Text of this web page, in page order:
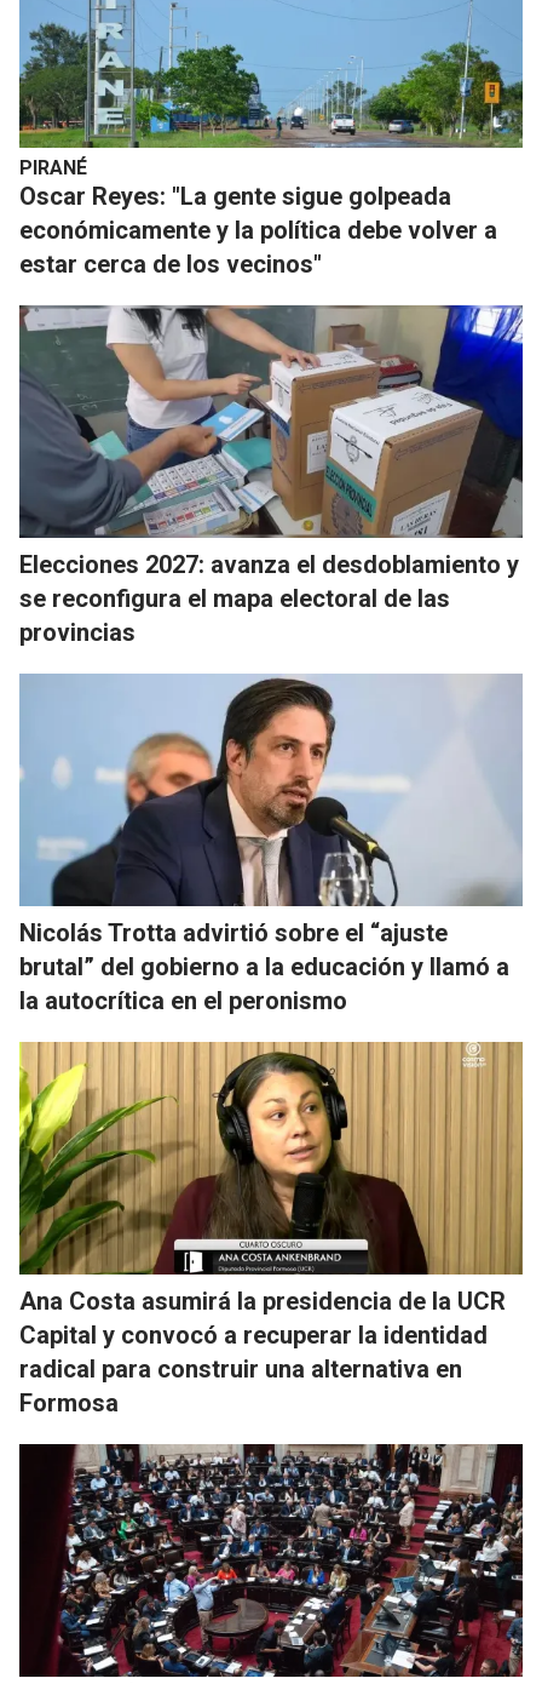
PIRANÉ
Oscar Reyes: "La gente sigue golpeada
económicamente y la política debe volver a
estar cerca de los vecinos"
Elecciones 2027: avanza el desdoblamiento y
se reconfigura el mapa electoral de las
provincias
Nicolás Trotta advirtió sobre el “ajuste
brutal” del gobierno a la educación y llamó a
la autocrítica en el peronismo
Ana Costa asumirá la presidencia de la UCR
Capital y convocó a recuperar la identidad
radical para construir una alternativa en
Formosa